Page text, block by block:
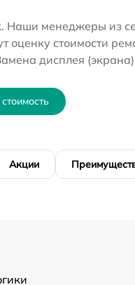
Наши менеджеры из
оценку стоимости
дисплея
Акции